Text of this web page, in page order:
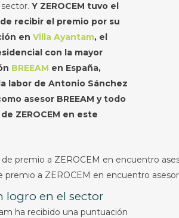
Y ZEROCEM tuvo el
recibir el premio por su
en Villa Ayantam, el
con la mayor
BREEAM en España,
labor de Antonio Sánchez
asesor BREEAM y todo
ZEROCEM en este
premio a ZEROCEM en encuentro
logro en el sector
ha recibido una puntuación